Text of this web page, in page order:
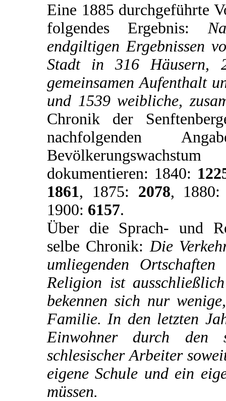
Eine 1885 durchgeführte
folgendes Ergebnis:
endgiltigen Ergebnissen
Stadt in 316 Häusern,
gemeinsamen Aufenthalt
und 1539 weibliche,
Chronik der
nachfolgenden
dokumentieren: 1840:
1861, 1875: 2078,
1900: 6157.
Über die Sprach- und
selbe Chronik: Die
umliegenden
Religion ist
bekennen sich nur
Familie. In den letzten
Einwohner durch den
schlesischer Arbeiter
eigene Schule und ein
müssen.